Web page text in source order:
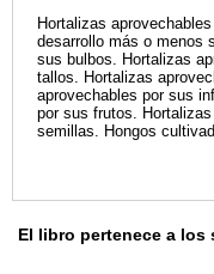
Hortalizas
desarrollo más o menos
sus bulbos. Hortalizas
tallos. Hortalizas
aprovechables por sus
por sus frutos.
semillas. Hongos
El libro pertenece a